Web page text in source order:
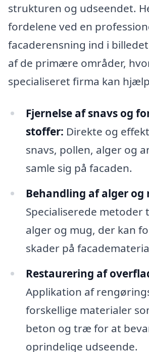
strukturen og udseendet.
fordelene ved en
facaderensning ind i
af de primære områder,
specialiseret firma kan
Fjernelse af snavs og
stoffer: Direkte og
snavs, pollen, alger og
samle sig på facaden.
Behandling af alger og
Specialiserede metoder
alger og mug, der kan
skader på
Restaurering af
Applikation af
forskellige materialer
beton og træ for at
oprindelige udseende.